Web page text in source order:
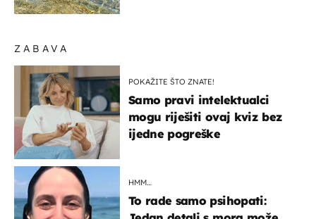
ZABAVA
POKAŽITE ŠTO ZNATE!
Samo pravi intelektualci
mogu riješiti ovaj kviz bez
ijedne pogreške
HMM…
To rade samo psihopati: